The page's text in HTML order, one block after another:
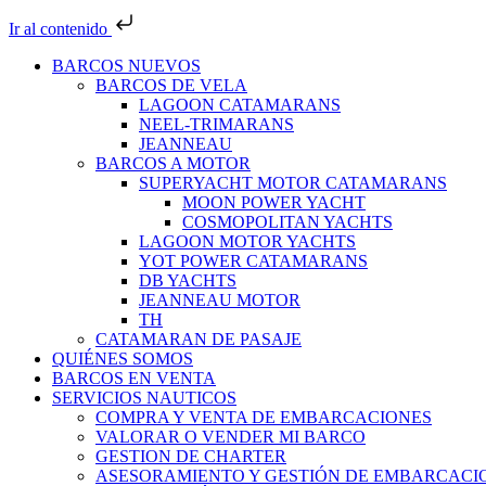
Ir al contenido
BARCOS NUEVOS
BARCOS DE VELA
LAGOON CATAMARANS
NEEL-TRIMARANS
JEANNEAU
BARCOS A MOTOR
SUPERYACHT MOTOR CATAMARANS
MOON POWER YACHT
COSMOPOLITAN YACHTS
LAGOON MOTOR YACHTS
YOT POWER CATAMARANS
DB YACHTS
JEANNEAU MOTOR
TH
CATAMARAN DE PASAJE
QUIÉNES SOMOS
BARCOS EN VENTA
SERVICIOS NAUTICOS
COMPRA Y VENTA DE EMBARCACIONES
VALORAR O VENDER MI BARCO
GESTION DE CHARTER
ASESORAMIENTO Y GESTIÓN DE